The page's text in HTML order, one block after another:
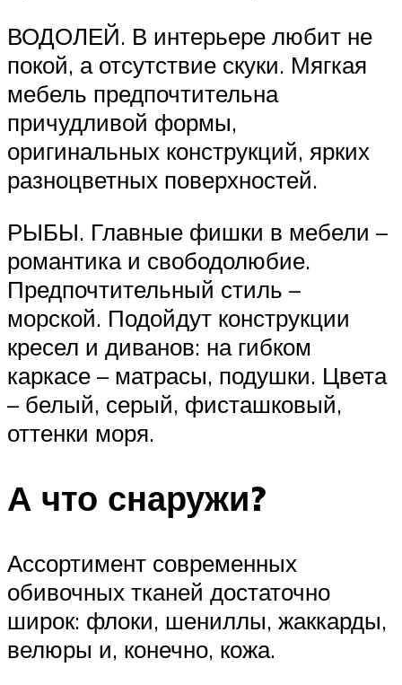
ВОДОЛЕЙ. В интерьере любит не
покой, а отсутствие скуки. Мягкая
мебель предпочтительна
причудливой формы,
оригинальных конструкций, ярких
разноцветных поверхностей.
РЫБЫ. Главные фишки в мебели –
романтика и свободолюбие.
Предпочтительный стиль –
морской. Подойдут конструкции
кресел и диванов: на гибком
каркасе – матрасы, подушки. Цвета
– белый, серый, фисташковый,
оттенки моря.
А что снаружи?
Ассортимент современных
обивочных тканей достаточно
широк: флоки, шениллы, жаккарды,
велюры и, конечно, кожа.